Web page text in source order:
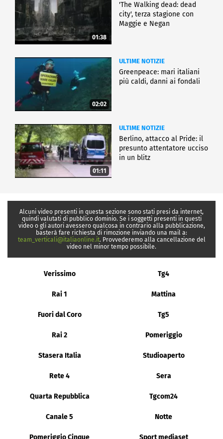
01:38
'The Walking dead: dead
city', terza stagione con
Maggie e Negan
02:02
ULTIME NOTIZIE
Greenpeace: mari italiani
più caldi, danni ai fondali
01:11
ULTIME NOTIZIE
Berlino, attacco al Pride: il
presunto attentatore ucciso
in un blitz
Alcuni video presenti in questa sezione sono stati presi da internet,
quindi valutati di pubblico dominio. Se i soggetti presenti in questi
video o gli autori avessero qualcosa in contrario alla pubblicazione,
basterà fare richiesta di rimozione inviando una mail a:
team_verticali@italiaonline.it. Provvederemo alla cancellazione del
video nel minor tempo possibile.
Verissimo Tg4
Rai 1 Mattina
Fuori dal Coro Tg5
Rai 2 Pomeriggio
Stasera Italia Studioaperto
Rete 4 Sera
Quarta Repubblica Tgcom24
Canale 5 Notte
Pomeriggio Cinque Sport mediaset